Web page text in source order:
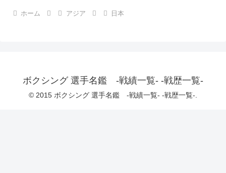
ホーム アジア 日本
ボクシング 選手名鑑 -戦績一覧- -戦歴一覧-
© 2015 ボクシング 選手名鑑 -戦績一覧- -戦歴一覧-.